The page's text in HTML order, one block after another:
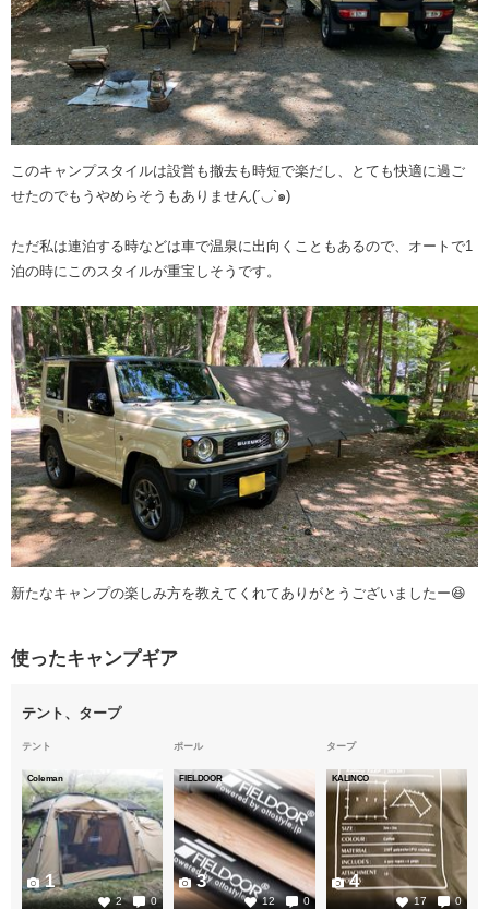
このキャンプスタイルは設営も撤去も時短で楽だし、とても快適に過ご
せたのでもうやめらそうもありません(´◡`๑)
ただ私は連泊する時などは車で温泉に出向くこともあるので、オートで1
泊の時にこのスタイルが重宝しそうです。
新たなキャンプの楽しみ方を教えてくれてありがとうございましたー😆
使ったキャンプギア
テント、タープ
テント
Coleman
2 0
1
ポール
FIELDOOR
12 0
3
タープ
KALINCO
17 0
4